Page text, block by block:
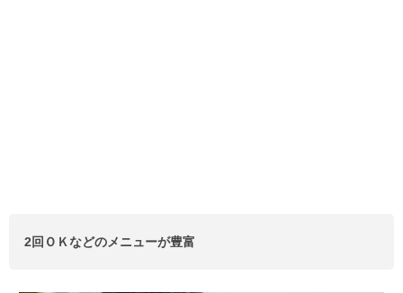
2回ＯＫなどのメニューが豊富